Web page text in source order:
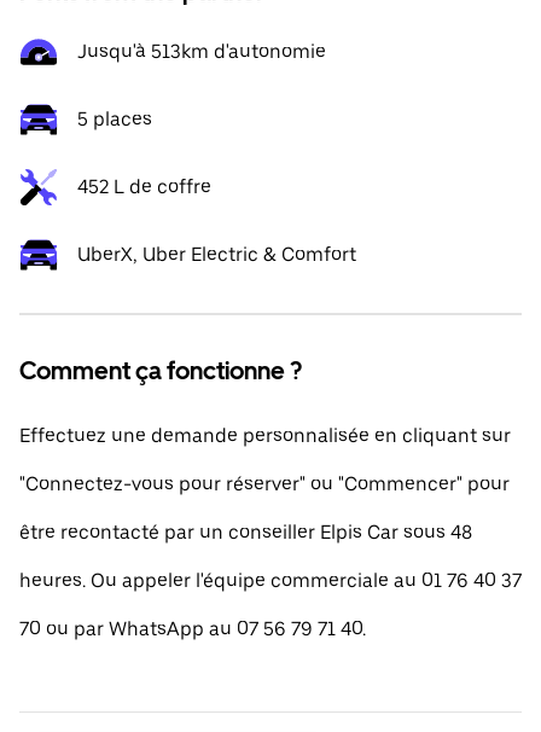
Jusqu'à 513km d'autonomie
5 places
452 L de coffre
UberX, Uber Electric & Comfort
Comment ça fonctionne ?
Effectuez une demande personnalisée en cliquant sur
"Connectez-vous pour réserver" ou "Commencer" pour
être recontacté par un conseiller Elpis Car sous 48
heures. Ou appeler l'équipe commerciale au 01 76 40 37
70 ou par WhatsApp au 07 56 79 71 40.